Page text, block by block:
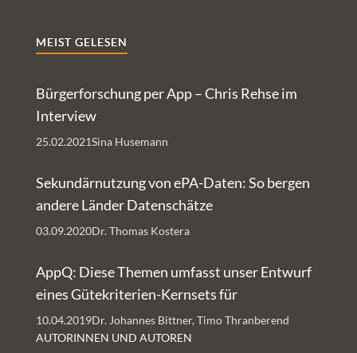
MEIST GELESEN
Bürgerforschung per App – Chris Rehse im
Interview
Sina Husemann
25.02.2021
Sekundärnutzung von ePA-Daten: So bergen
andere Länder Datenschätze
Dr. Thomas Kostera
03.09.2020
AppQ: Diese Themen umfasst unser Entwurf
eines Gütekriterien-Kernsets für
Gesundheits-AppsDr. Johannes Bittner, Timo Thranberend
10.04.2019
AUTORINNEN UND AUTOREN